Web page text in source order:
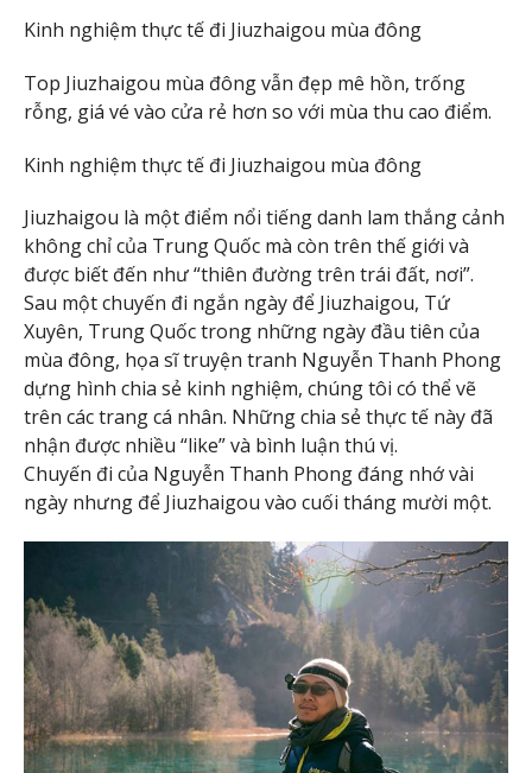
Kinh nghiệm thực tế đi Jiuzhaigou mùa đông
Top Jiuzhaigou mùa đông vẫn đẹp mê hồn, trống
rỗng, giá vé vào cửa rẻ hơn so với mùa thu cao điểm.
Kinh nghiệm thực tế đi Jiuzhaigou mùa đông
Jiuzhaigou là một điểm nổi tiếng danh lam thắng cảnh
không chỉ của Trung Quốc mà còn trên thế giới và
được biết đến như “thiên đường trên trái đất, nơi”.
Sau một chuyến đi ngắn ngày để Jiuzhaigou, Tứ
Xuyên, Trung Quốc trong những ngày đầu tiên của
mùa đông, họa sĩ truyện tranh Nguyễn Thanh Phong
dựng hình chia sẻ kinh nghiệm, chúng tôi có thể vẽ
trên các trang cá nhân. Những chia sẻ thực tế này đã
nhận được nhiều “like” và bình luận thú vị.
Chuyến đi của Nguyễn Thanh Phong đáng nhớ vài
ngày nhưng để Jiuzhaigou vào cuối tháng mười một.